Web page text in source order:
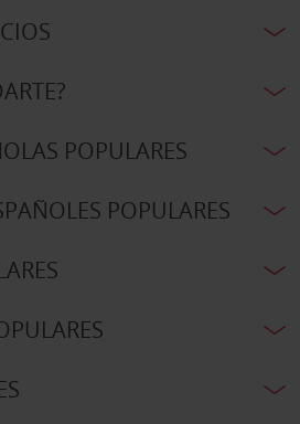
POPULARES
POPULARES